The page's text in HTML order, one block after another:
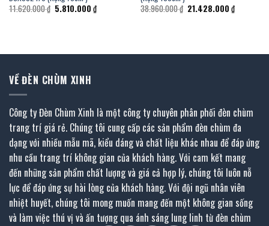
11.620.000₫ Giá
gốc
5.810.000 ₫Giá
hiện
38.960.000₫ Giá
gốc
21.428.000 ₫Giá
hiện
VỀ ĐÈN CHÙM XINH
Công ty Đèn Chùm Xinh là một công ty chuyên phân phối đèn chùm
trang trí giá rẻ. Chúng tôi cung cấp các sản phẩm đèn chùm đa
dạng với nhiều mẫu mã, kiểu dáng và chất liệu khác nhau để đáp ứng
nhu cầu trang trí không gian của khách hàng. Với cam kết mang
đến những sản phẩm chất lượng và giá cả hợp lý, chúng tôi luôn nỗ
lực để đáp ứng sự hài lòng của khách hàng. Với đội ngũ nhân viên
nhiệt huyết, chúng tôi mong muốn mang đến một không gian sống
và làm việc thú vị và ấn tượng qua ánh sáng lung linh từ đèn chùm